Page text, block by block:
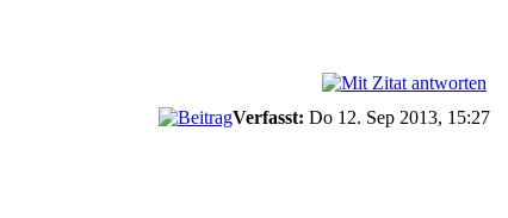
Verfasst: Do 12. Sep 2013, 15:27